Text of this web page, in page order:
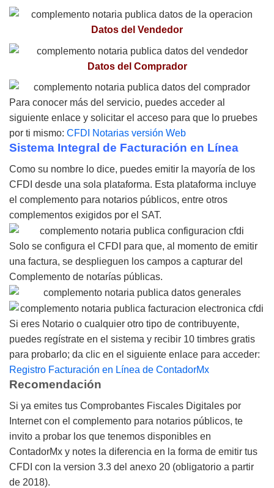
Datos del Vendedor
Datos del Comprador
Para conocer más del servicio, puedes acceder al
siguiente enlace y solicitar el acceso para que lo pruebes
por ti mismo: CFDI Notarias versión Web
Sistema Integral de Facturación en Línea
Como su nombre lo dice, puedes emitir la mayoría de los
CFDI desde una sola plataforma. Esta plataforma incluye
el complemento para notarios públicos, entre otros
complementos exigidos por el SAT.
Solo se configura el CFDI para que, al momento de emitir
una factura, se desplieguen los campos a capturar del
Complemento de notarías públicas.
Si eres Notario o cualquier otro tipo de contribuyente,
puedes regístrate en el sistema y recibir 10 timbres gratis
para probarlo; da clic en el siguiente enlace para acceder:
Registro Facturación en Línea de ContadorMx
Recomendación
Si ya emites tus Comprobantes Fiscales Digitales por
Internet con el complemento para notarios públicos, te
invito a probar los que tenemos disponibles en
ContadorMx y notes la diferencia en la forma de emitir tus
CFDI con la version 3.3 del anexo 20 (obligatorio a partir
de 2018).